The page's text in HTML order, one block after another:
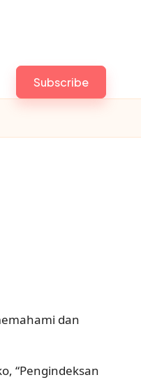
Subscribe
dan
“Pengindeksan